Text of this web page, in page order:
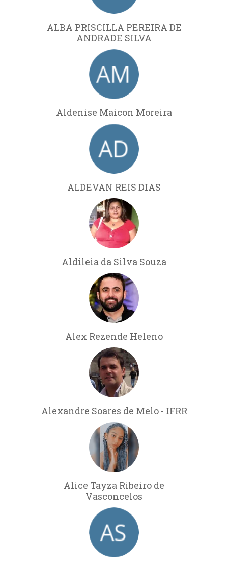
ALBA PRISCILLA PEREIRA DE
ANDRADE SILVA
Aldenise Maicon Moreira
ALDEVAN REIS DIAS
Aldileia da Silva Souza
Alex Rezende Heleno
Alexandre Soares de Melo - IFRR
Alice Tayza Ribeiro de
Vasconcelos